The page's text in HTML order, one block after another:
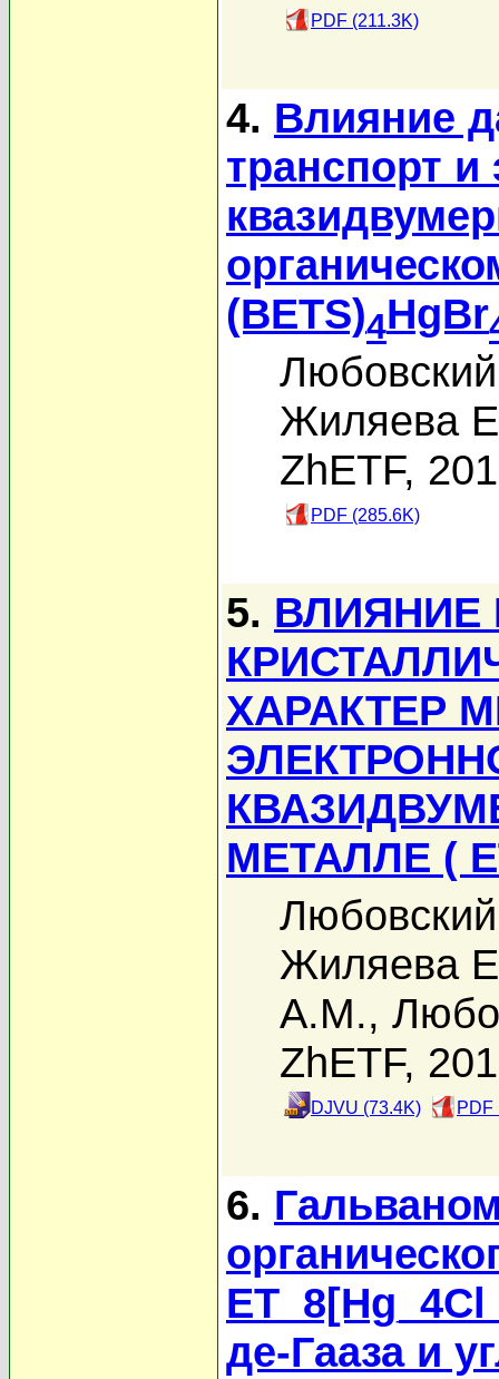
PDF (211.3K)
4. Влияние
транспорт и
(BETS)4HgBr
Жиляева
ZhETF,
PDF (285.6K)
5. ВЛИЯНИЕ
ХАРАКТЕР
МЕТАЛЛЕ (
Жиляева
А.М.,
ZhETF,
DJVU (73.4K) PDF
6.
де-Гааза и